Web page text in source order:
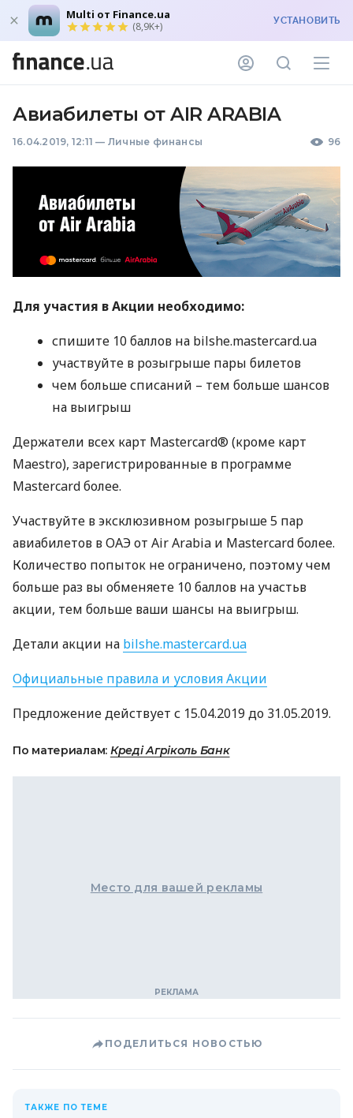
Multi от Finance.ua
(8,9K+) УСТАНОВИТЬ
Авиабилеты от AIR ARABIA
16.04.2019, 12:11 — Личные финансы 96
Для участия в Акции необходимо:
спишите 10 баллов на bilshe.mastercard.ua
участвуйте в розыгрыше пары билетов
чем больше списаний – тем больше шансов
на выигрыш
Держатели всех карт Mastercard® (кроме карт
Maestro), зарегистрированные в программе
Mastercard более.
Участвуйте в эксклюзивном розыгрыше 5 пар
авиабилетов вОАЭот Air Arabia и Mastercard более.
Количество попыток не ограничено, поэтому чем
больше раз вы обменяете 10 баллов на участьв
акции, тем больше ваши шансы на выигрыш.
Детали акции на bilshe.mastercard.ua
Официальные правила и условия Акции
Предложение действует с 15.04.2019 до 31.05.2019.
По материалам: Креді Агріколь Банк
Место для вашей рекламы
ПОДЕЛИТЬСЯ НОВОСТЬЮ
ТАКЖЕ ПО ТЕМЕ